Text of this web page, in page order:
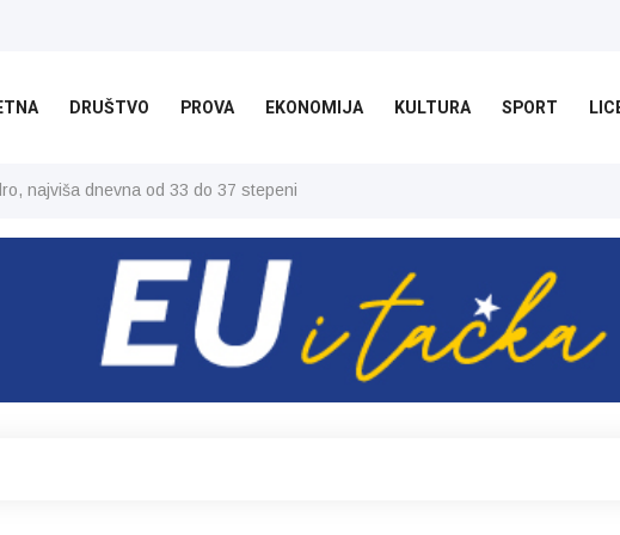
DRUŠTVO PROVA EKONOMIJA KULTURA SPORT
najviša dnevna od 33 do 37 stepeni